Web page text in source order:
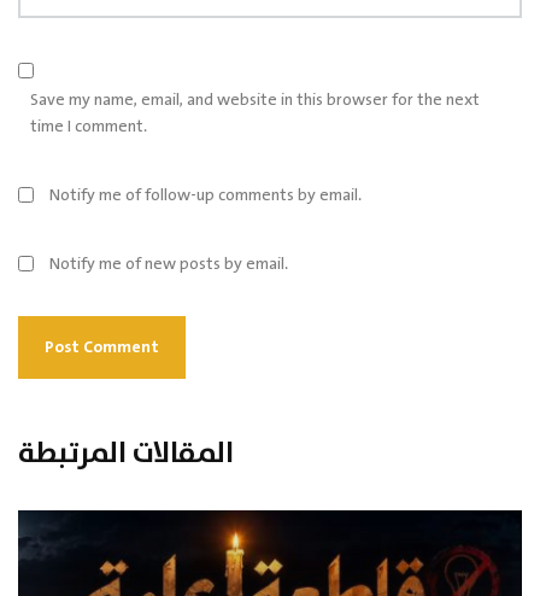
Save my name, email, and website in this browser for the next
time I comment.
Notify me of follow-up comments by email.
Notify me of new posts by email.
المقالات المرتبطة